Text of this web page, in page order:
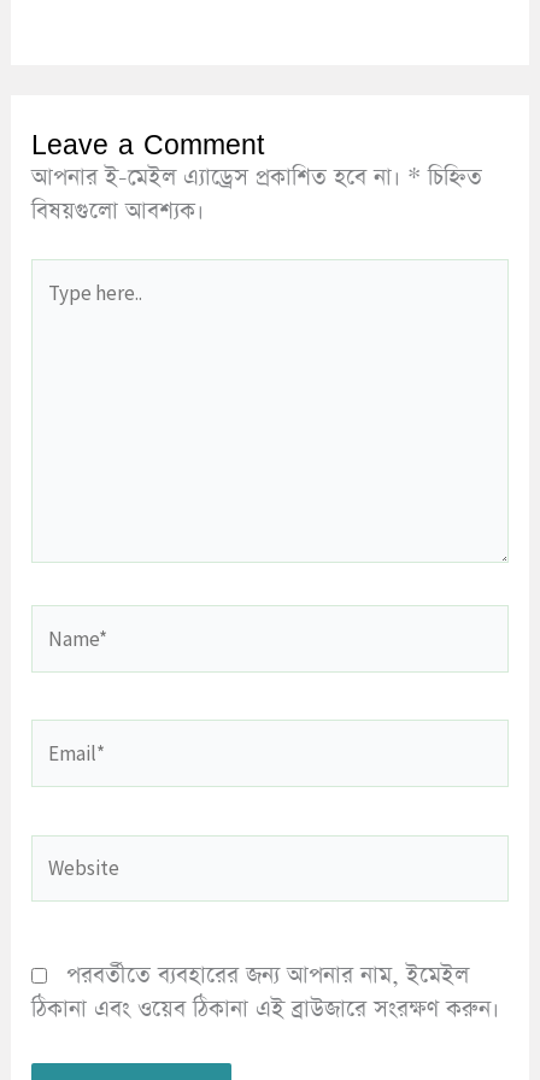
Leave a Comment
আপনার ই-মেইল এ্যাড্রেস প্রকাশিত হবে না। * চিহ্নিত
বিষয়গুলো আবশ্যক।
here..
পরবর্তীতে ব্যবহারের জন্য আপনার নাম, ইমেইল
ঠিকানা এবং ওয়েব ঠিকানা এই ব্রাউজারে সংরক্ষণ করুন।